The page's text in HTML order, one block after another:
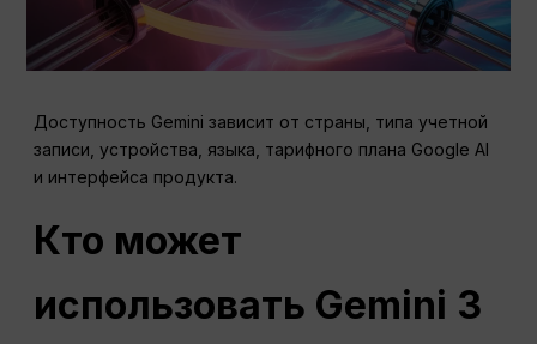
Доступность Gemini зависит от страны, типа учетной
записи, устройства, языка, тарифного плана Google AI
и интерфейса продукта.
Кто может
использовать Gemini 3